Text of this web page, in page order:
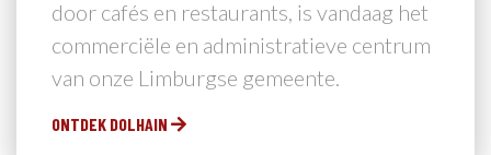
door cafés en restaurants, is vandaag het
commerciële en administratieve centrum
van onze Limburgse gemeente.
ONTDEK DOLHAIN